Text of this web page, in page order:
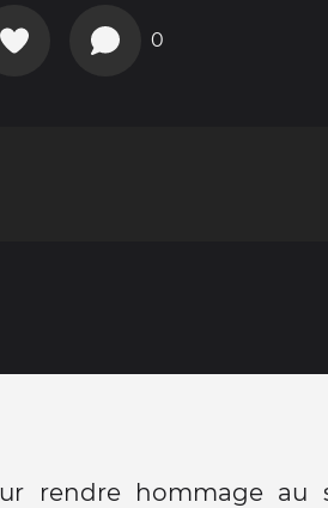
0
rendre hommage au